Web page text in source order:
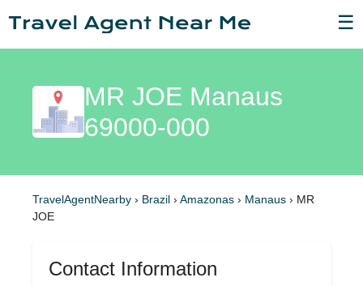
☰
MR JOE Manaus
69000-000
TravelAgentNearby › Brazil › Amazonas › Manaus › MR
JOE
Contact Information